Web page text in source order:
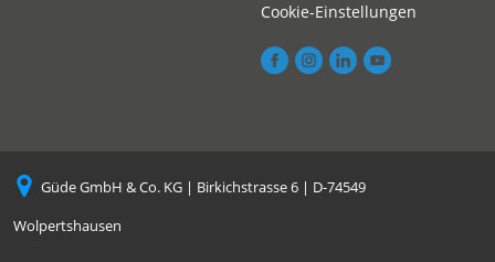
Cookie-Einstellungen
Güde GmbH & Co. KG | Birkichstrasse 6 | D-74549
Wolpertshausen